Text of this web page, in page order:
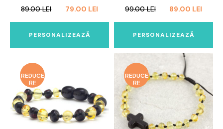
89.00LEI
PREȚUL
INIȚIAL
A
79.00 LEIPREȚUL
CURENT
PERSONALIZEAZĂ
99.00LEI
PREȚUL
INIȚIAL
A
99.00 LEI.
89.00 LEI
PERSONALIZEAZĂ
REDUCE
RI!
REDUCE
RI!